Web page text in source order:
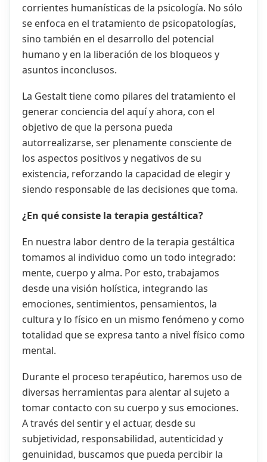
corrientes humanísticas de la psicología. No sólo
se enfoca en el tratamiento de psicopatologías,
sino también en el desarrollo del potencial
humano y en la liberación de los bloqueos y
asuntos inconclusos.
La Gestalt tiene como pilares del tratamiento el
generar conciencia del aquí y ahora, con el
objetivo de que la persona pueda
autorrealizarse, ser plenamente consciente de
los aspectos positivos y negativos de su
existencia, reforzando la capacidad de elegir y
siendo responsable de las decisiones que toma.
¿En qué consiste la terapia gestáltica?
En nuestra labor dentro de la terapia gestáltica
tomamos al individuo como un todo integrado:
mente, cuerpo y alma. Por esto, trabajamos
desde una visión holística, integrando las
emociones, sentimientos, pensamientos, la
cultura y lo físico en un mismo fenómeno y como
totalidad que se expresa tanto a nivel físico como
mental.
Durante el proceso terapéutico, haremos uso de
diversas herramientas para alentar al sujeto a
tomar contacto con su cuerpo y sus emociones.
A través del sentir y el actuar, desde su
subjetividad, responsabilidad, autenticidad y
genuinidad, buscamos que pueda percibir la